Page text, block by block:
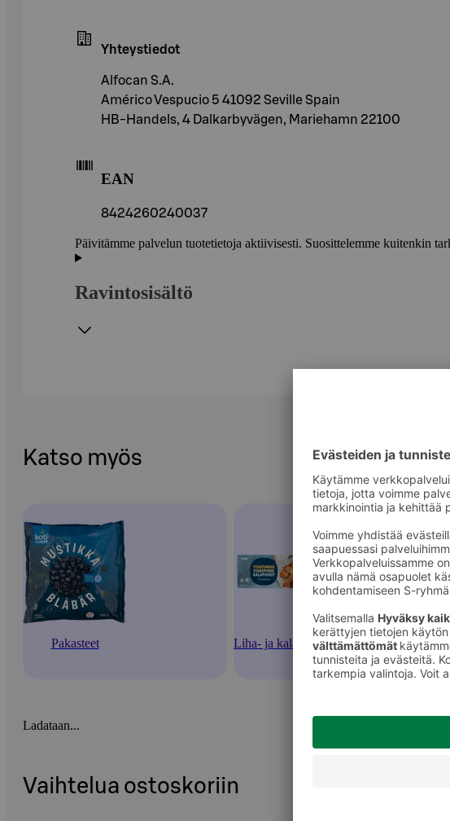
Yhteystiedot
Alfocan S.A.
Américo Vespucio 5 41092 Seville Spain
HB-Handels, 4 Dalkarbyvägen, Mariehamn 22100
EAN
8424260240037
Päivitämme palvelun tuotetietoja aktiivisesti. Suosittelemme kuitenkin
Ravintosisältö
Katso myös
Pakasteet Liha- ja kalapakasteet
Ladataan...
Vaihtelua ostoskoriin